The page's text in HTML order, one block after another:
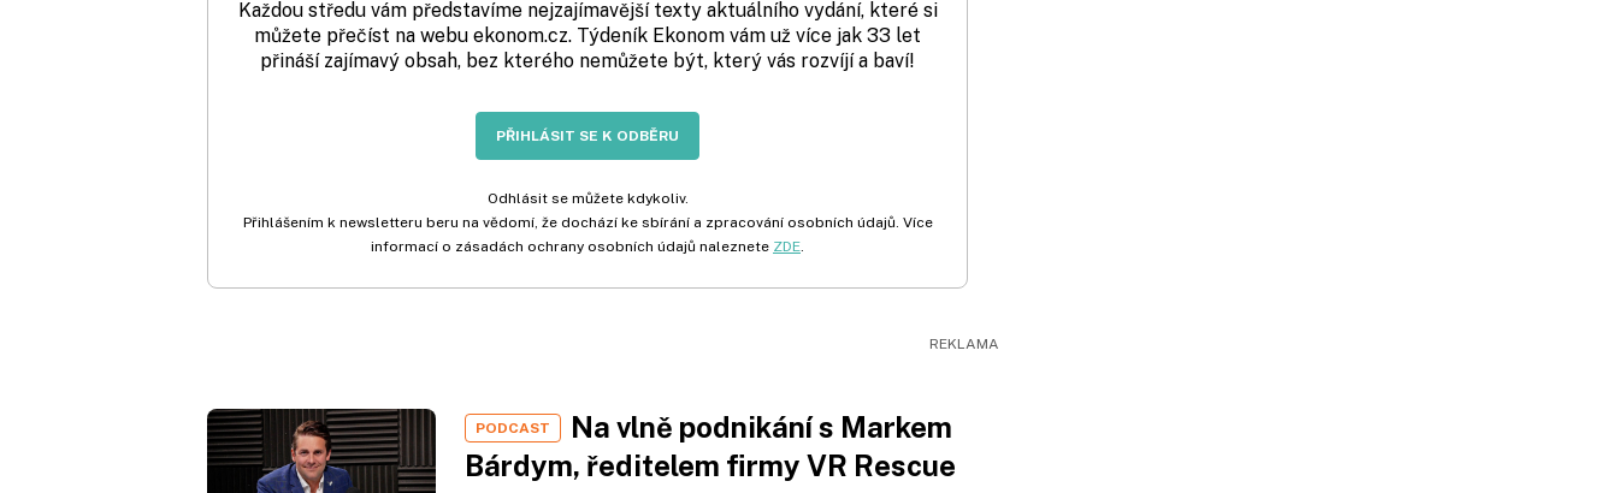
Každou středu vám představíme nejzajímavější texty aktuálního vydání, které si
můžete přečíst na webu ekonom.cz. Týdeník Ekonom vám už více jak 33 let
přináší zajímavý obsah, bez kterého nemůžete být, který vás rozvíjí a baví!
PŘIHLÁSIT SE K ODBĚRU
Odhlásit se můžete kdykoliv.
Přihlášením k newsletteru beru na vědomí, že dochází ke sbírání a zpracování osobních údajů. Více
informací o zásadách ochrany osobních údajů naleznete ZDE
PODCAST
Na vlně podnikání s Markem
Bárdym, ředitelem firmy VR Rescue